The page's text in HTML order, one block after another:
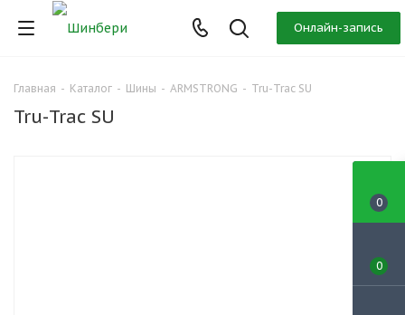
Онлайн-запись
Главная - Каталог - Шины - ARMSTRONG - Tru-Trac SU
Tru-Trac SU
0
0